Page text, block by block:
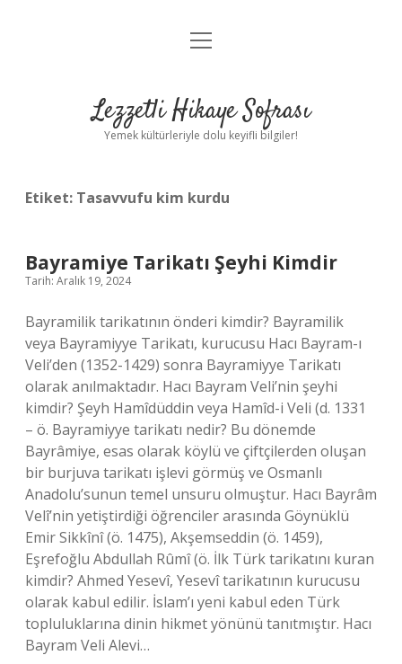
Anasayfa
Yasal Uyarı
menüyü
Lezzetli Hikaye Sofrası
Yemek kültürleriyle dolu keyifli bilgiler!
Etiket: Tasavvufu kim kurdu
Bayramiye Tarikatı Şeyhi Kimdir
Tarih: Aralık 19, 2024
Bayramilik tarikatının önderi kimdir? Bayramilik
veya Bayramiyye Tarikatı, kurucusu Hacı Bayram-ı
Veli’den (1352-1429) sonra Bayramiyye Tarikatı
olarak anılmaktadır. Hacı Bayram Veli’nin şeyhi
kimdir? Şeyh Hamîdüddin veya Hamîd-i Veli (d. 1331
– ö. Bayramiyye tarikatı nedir? Bu dönemde
Bayrâmiye, esas olarak köylü ve çiftçilerden oluşan
bir burjuva tarikatı işlevi görmüş ve Osmanlı
Anadolu’sunun temel unsuru olmuştur. Hacı Bayrâm
Velî’nin yetiştirdiği öğrenciler arasında Göynüklü
Emir Sikkînî (ö. 1475), Akşemseddin (ö. 1459),
Eşrefoğlu Abdullah Rûmî (ö. İlk Türk tarikatını kuran
kimdir? Ahmed Yesevî, Yesevî tarikatının kurucusu
olarak kabul edilir. İslam’ı yeni kabul eden Türk
topluluklarına dinin hikmet yönünü tanıtmıştır. Hacı
Bayram Veli Alevi…